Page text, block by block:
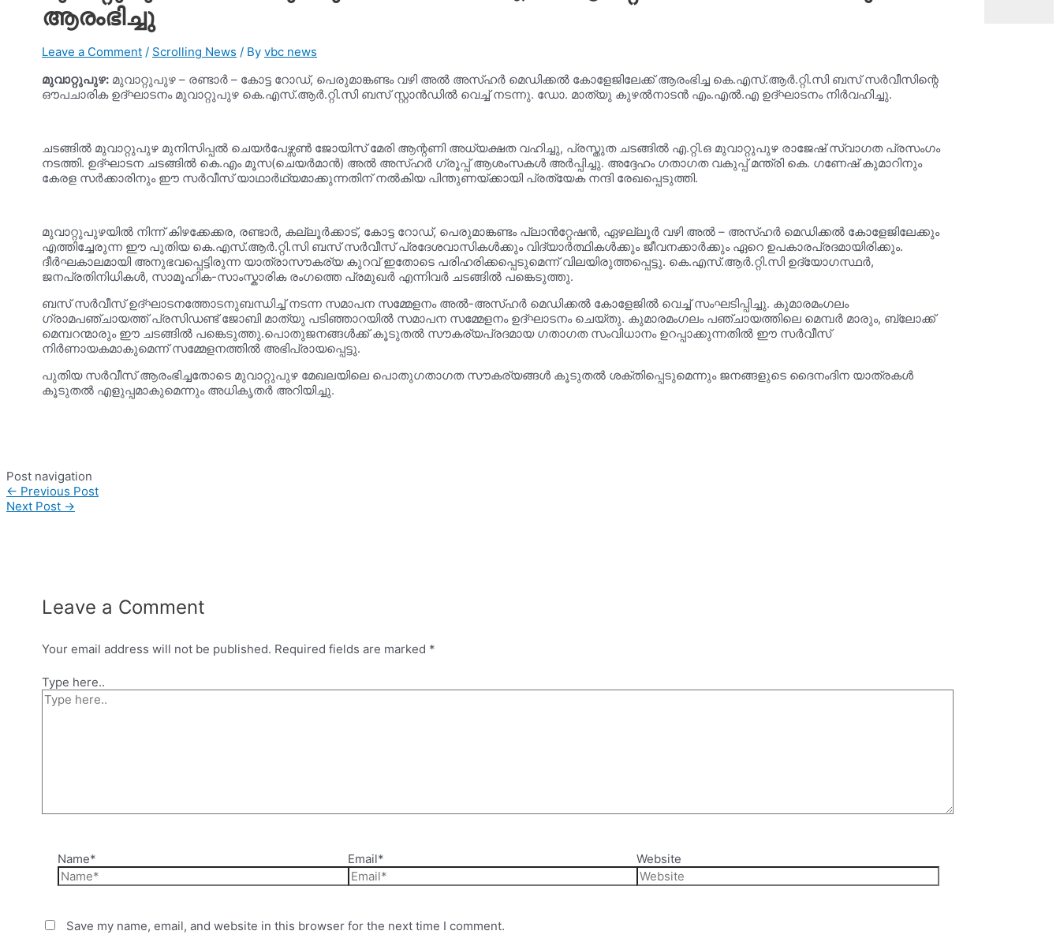
ആരംഭിച്ചു
Leave a Comment / Scrolling News / By vbc news
മുവാറ്റുപുഴ: മുവാറ്റുപുഴ – രണ്ടാർ – കോട്ട റോഡ്, പെരുമാങ്കണ്ടം വഴി അൽ അസ്ഹർ മെഡിക്കൽ കോളേജിലേക്ക് ആരംഭിച്ച കെ.എസ്.ആർ.റ്റി.സി ബസ് സർവീസിന്റെ
ഔപചാരിക ഉദ്ഘാടനം മുവാറ്റുപുഴ കെ.എസ്.ആർ.റ്റി.സി ബസ് സ്റ്റാൻഡിൽ വെച്ച് നടന്നു. ഡോ. മാത്യു കുഴൽനാടൻ എം.എൽ.എ ഉദ്ഘാടനം നിർവഹിച്ചു.
ചടങ്ങിൽ മുവാറ്റുപുഴ മുനിസിപ്പൽ ചെയർപേഴ്സൺ ജോയിസ് മേരി ആന്റണി അധ്യക്ഷത വഹിച്ചു, പ്രസ്തുത ചടങ്ങിൽ എ.റ്റി.ഒ മുവാറ്റുപുഴ രാജേഷ് സ്വാഗത പ്രസംഗം
നടത്തി. ഉദ്ഘാടന ചടങ്ങിൽ കെ.എം മൂസ(ചെയർമാൻ) അൽ അസ്ഹർ ഗ്രൂപ്പ് ആശംസകൾ അർപ്പിച്ചു. അദ്ദേഹം ഗതാഗത വകുപ്പ് മന്ത്രി കെ. ഗണേഷ് കുമാറിനും
കേരള സർക്കാരിനും ഈ സർവീസ് യാഥാർഥ്യമാക്കുന്നതിന് നൽകിയ പിന്തുണയ്ക്കായി പ്രത്യേക നന്ദി രേഖപ്പെടുത്തി.
മുവാറ്റുപുഴയിൽ നിന്ന് കിഴക്കേക്കര, രണ്ടാർ, കല്ലൂർക്കാട്, കോട്ട റോഡ്, പെരുമാങ്കണ്ടം പ്ലാൻറ്റേഷൻ, ഏഴല്ലൂർ വഴി അൽ – അസ്ഹർ മെഡിക്കൽ കോളേജിലേക്കും
എത്തിച്ചേരുന്ന ഈ പുതിയ കെ.എസ്.ആർ.റ്റി.സി ബസ് സർവീസ് പ്രദേശവാസികൾക്കും വിദ്യാർത്ഥികൾക്കും ജീവനക്കാർക്കും ഏറെ ഉപകാരപ്രദമായിരിക്കും.
ദീർഘകാലമായി അനുഭവപ്പെട്ടിരുന്ന യാത്രാസൗകര്യ കുറവ് ഇതോടെ പരിഹരിക്കപ്പെടുമെന്ന് വിലയിരുത്തപ്പെട്ടു. കെ.എസ്.ആർ.റ്റി.സി ഉദ്യോഗസ്ഥർ,
ജനപ്രതിനിധികൾ, സാമൂഹിക-സാംസ്കാരിക രംഗത്തെ പ്രമുഖർ എന്നിവർ ചടങ്ങിൽ പങ്കെടുത്തു.
ബസ് സർവീസ് ഉദ്ഘാടനത്തോടനുബന്ധിച്ച് നടന്ന സമാപന സമ്മേളനം അൽ-അസ്ഹർ മെഡിക്കൽ കോളേജിൽ വെച്ച് സംഘടിപ്പിച്ചു. കുമാരമംഗലം
ഗ്രാമപഞ്ചായത്ത് പ്രസിഡണ്ട് ജോബി മാത്യു പടിഞ്ഞാറയിൽ സമാപന സമ്മേളനം ഉദ്ഘാടനം ചെയ്തു. കുമാരമംഗലം പഞ്ചായത്തിലെ മെമ്പർ മാരും, ബ്ലോക്ക്‌
മെമ്പറന്മാരും ഈ ചടങ്ങിൽ പങ്കെടുത്തു.പൊതുജനങ്ങൾക്ക് കൂടുതൽ സൗകര്യപ്രദമായ ഗതാഗത സംവിധാനം ഉറപ്പാക്കുന്നതിൽ ഈ സർവീസ്
നിർണായകമാകുമെന്ന് സമ്മേളനത്തിൽ അഭിപ്രായപ്പെട്ടു.
പുതിയ സർവീസ് ആരംഭിച്ചതോടെ മുവാറ്റുപുഴ മേഖലയിലെ പൊതുഗതാഗത സൗകര്യങ്ങൾ കൂടുതൽ ശക്തിപ്പെടുമെന്നും ജനങ്ങളുടെ ദൈനംദിന യാത്രകൾ
കൂടുതൽ എളുപ്പമാകുമെന്നും അധികൃതർ അറിയിച്ചു.
Post navigation
← Previous Post
Next Post →
Leave a Comment
Your email address will not be published. Required fields are marked *
Type here..
Name* Email* Website
Save my name, email, and website in this browser for the next time I comment.